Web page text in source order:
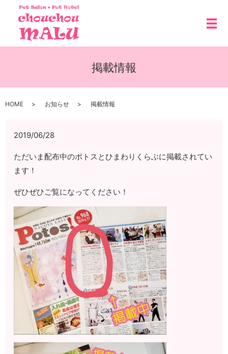
メ
掲載情報
HOME お知らせ 掲載情報
2019/06/28
ただいま配布中のポトスとひまわりくらぶに掲載されてい
ます！
ぜひぜひご覧になってください！